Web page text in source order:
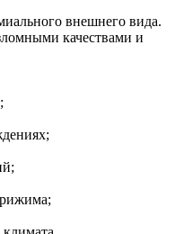
внешнего вида.
качествами и